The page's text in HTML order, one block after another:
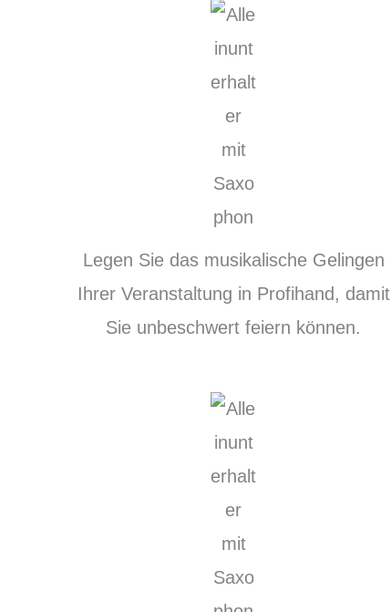
Legen Sie das musikalische Gelingen
Ihrer Veranstaltung in Profihand, damit
Sie unbeschwert feiern können.